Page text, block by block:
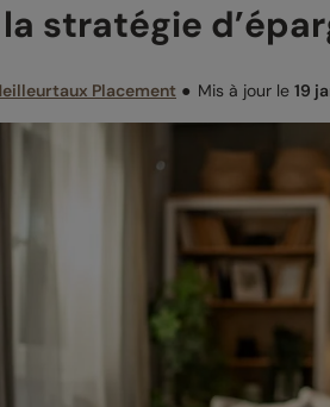
stratégie
Placement ● Mis à jour le 19